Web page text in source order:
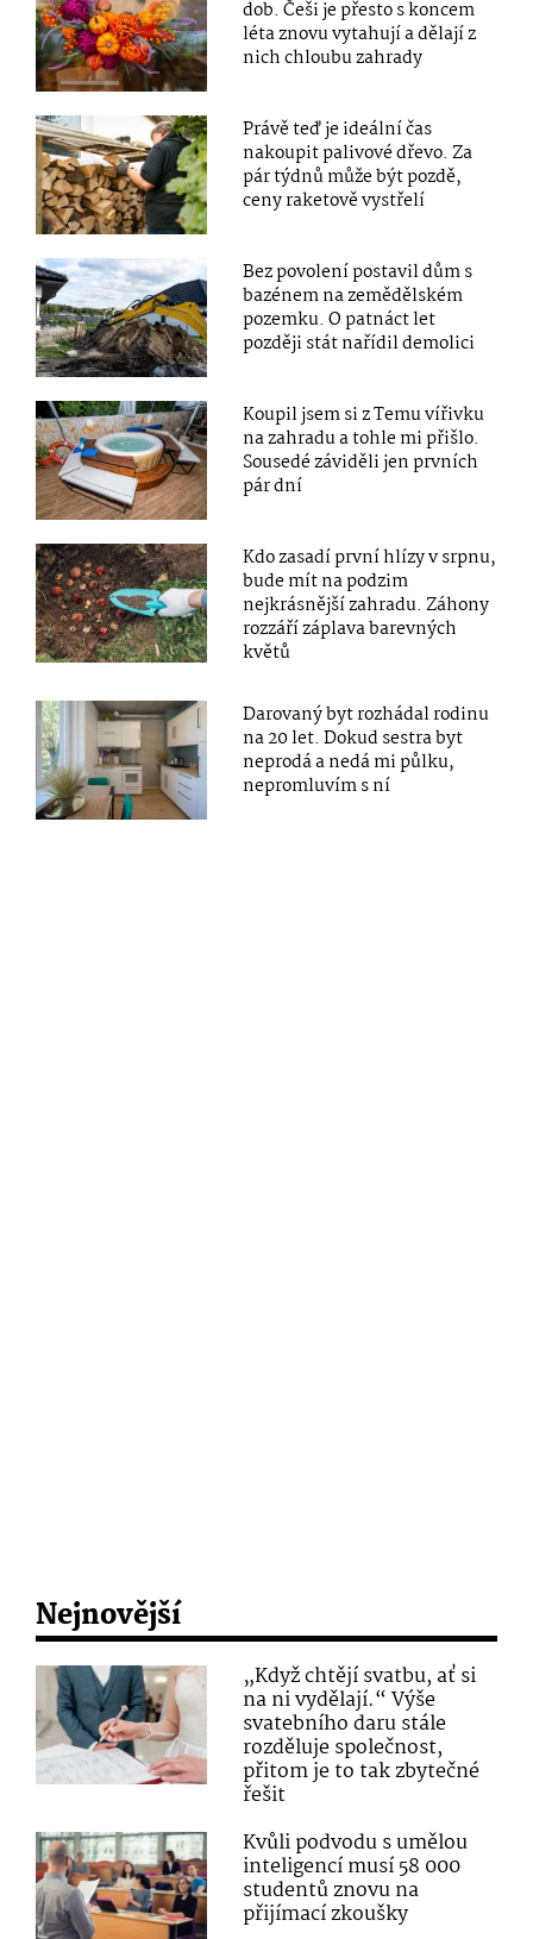
dob. Češi je přesto s koncem
léta znovu vytahují a dělají z
nich chloubu zahrady
Právě teď je ideální čas
nakoupit palivové dřevo. Za
pár týdnů může být pozdě,
ceny raketově vystřelí
Bez povolení postavil dům s
bazénem na zemědělském
pozemku. O patnáct let
později stát nařídil demolici
Koupil jsem si z Temu vířivku
na zahradu a tohle mi přišlo.
Sousedé záviděli jen prvních
pár dní
Kdo zasadí první hlízy v srpnu,
bude mít na podzim
nejkrásnější zahradu. Záhony
rozzáří záplava barevných
květů
Darovaný byt rozhádal rodinu
na 20 let. Dokud sestra byt
neprodá a nedá mi půlku,
nepromluvím s ní
Nejnovější
„Když chtějí svatbu, ať si
na ni vydělají.“ Výše
svatebního daru stále
rozděluje společnost,
přitom je to tak zbytečné
řešit
Kvůli podvodu s umělou
inteligencí musí 58 000
studentů znovu na
přijímací zkoušky